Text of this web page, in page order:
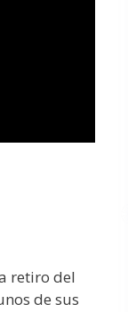
retiro del
de sus